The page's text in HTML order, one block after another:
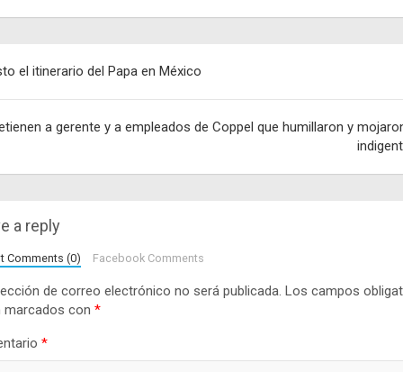
el itinerario del Papa en México
a gerente y a empleados de Coppel que humillaron y
a reply
Comments (0) Facebook Comments
de correo electrónico no será publicada. Los campos
marcados con *
*